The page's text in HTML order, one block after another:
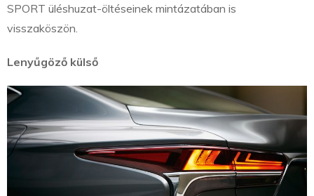
SPORT üléshuzat-öltéseinek mintázatában is
visszaköszön.
Lenyűgöző külső